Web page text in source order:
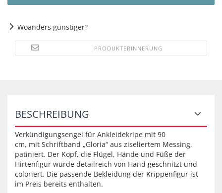
Woanders günstiger?
PRODUKTERINNERUNG
BESCHREIBUNG
Verkündigungsengel für Ankleidekripe mit 90
cm, mit Schriftband „Gloria“ aus ziseliertem Messing,
patiniert. Der Kopf, die Flügel, Hände und Füße der
Hirtenfigur wurde detailreich von Hand geschnitzt und
coloriert. Die passende Bekleidung der Krippenfigur ist
im Preis bereits enthalten.